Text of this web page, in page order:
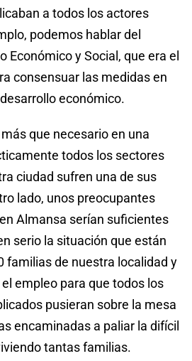
a todos los actores
podemos hablar del
Económico y Social, que era el
consensuar las medidas en
económico.
que necesario en una
todos los sectores
ciudad sufren una de sus
lado, unos preocupantes
Almansa serían suficientes
serio la situación que están
familias de nuestra localidad y
empleo para que todos los
pusieran sobre la mesa
encaminadas a paliar la difícil
tantas familias.